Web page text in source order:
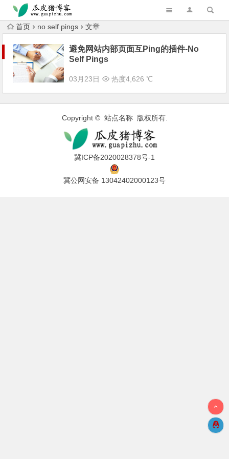
跳转到主内容
首页 no self pings 文章
避免网站内部页面互Ping的插件-No
Self Pings
03月23日 热度4,626 ℃
Copyright © 站点名称 版权所有.
冀ICP备2020028378号-1
冀公网安备 13042402000123号